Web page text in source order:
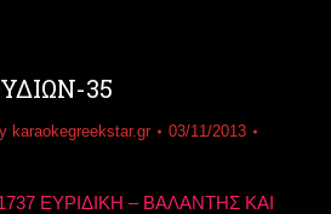
35
karaokegreekstar.gr
03/11/2013
ΕΥΡΙΔΙΚΗ – ΒΑΛΑΝΤΗΣ ΚΑΙ